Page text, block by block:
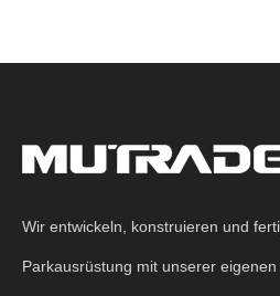
Wir entwickeln, konstruieren und
Parkausrüstung mit unserer